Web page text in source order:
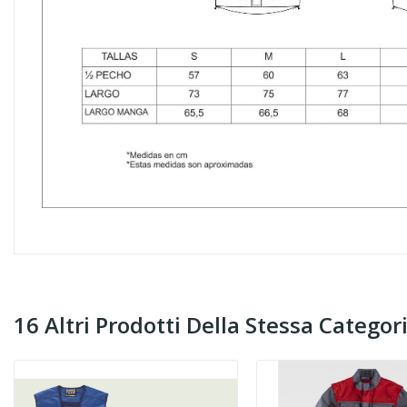
16 Altri Prodotti Della Stessa